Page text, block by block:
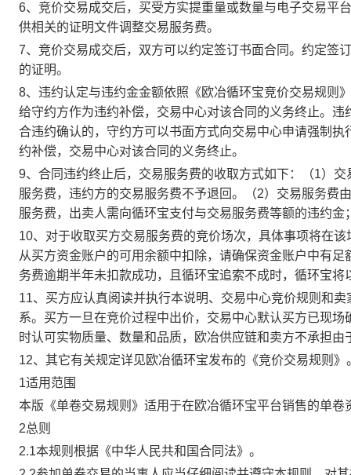
6、竞价交易成交后，买受方实提重量或数量与电子交易平
供相关的证明文件调整交易服务费。
7、竞价交易成交后，双方可以约定签订书面合同。约定签
的证明。
8、违约认定与违约金金额依照《欧冶循环宝竞价交易规则
给守约方作为违约补偿，交易中心对该合同的义务终止。
合违约确认的，守约方可以书面方式向交易中心申请强制
约补偿，交易中心对该合同的义务终止。
9、合同违约终止后，交易服务费的收取方式如下：（1）
服务费，违约方的交易服务费不予退回。（2）交易服务费
服务费，出卖人需向循环宝支付与交易服务费等额的违约
10、对于收取买方交易服务费的竞价场次，具体事项将在
从买方资金账户的可用余额中扣除，请确保资金账户中有
务费逾期半年未扣款成功，且循环宝追索不成时，循环宝将
11、买方应认真阅读并执行本说明、交易中心竞价规则和
系。买方一旦在竞价过程中出价，交易中心默认买方已现
时认可实物质量、数量和品质，欧冶供应链和卖方不承担由
12、其它有关规定详见欧冶循环宝发布的《竞价交易规则》
1适用范围
本版《单卷交易规则》适用于在欧冶循环宝平台销售的单卷
2总则
2.1本规则根据《中华人民共和国合同法》。